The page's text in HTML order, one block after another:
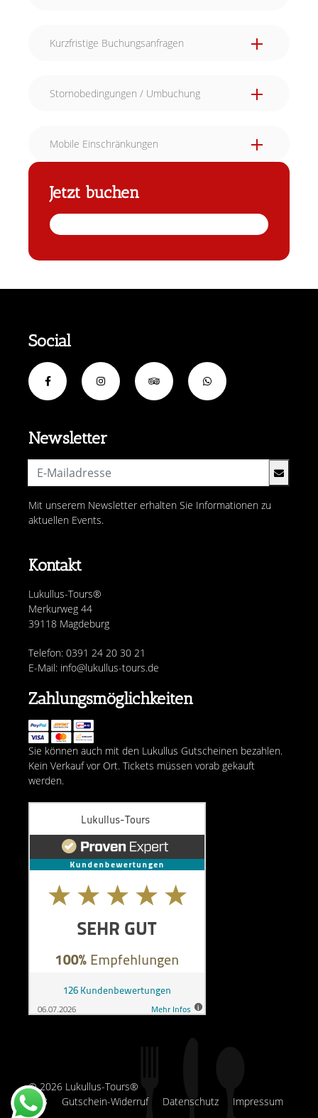
Kurzfristige Buchungsanfragen
Stornobedingungen / Umbuchung
Mobile Einschränkungen
Jetzt buchen
Kontakt
Lukullus-Tours®
Merkurweg 44
39118 Magdeburg
Telefon: 0391 24 20 30 21
E-Mail: info@lukullus-tours.de
Newsletter
Mit unserem Newsletter erhalten Sie Informationen zu
aktuellen Events.
Social
Zahlungsmöglichkeiten
Sie können auch mit den Lukullus Gutscheinen bezahlen.
Kein Verkauf vor Ort. Tickets müssen vorab gekauft
werden.
AGB Gutschein-Widerruf Datenschutz Impressum
© 2026 Lukullus-Tours®